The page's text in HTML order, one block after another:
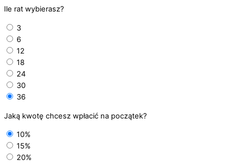
Ile rat wybierasz?
3
6
12
18
24
30
36
Jaką kwotę chcesz wpłacić na początek?
10%
15%
20%